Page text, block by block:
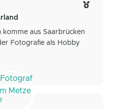
komme aus Saarbrücken
Fotografie als Hobby